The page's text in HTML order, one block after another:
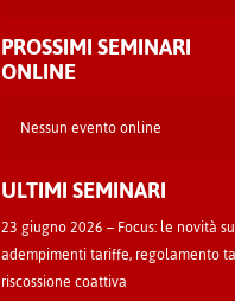
PROSSIMI SEMINARI
ONLINE
Nessun evento online
ULTIMI SEMINARI
23 giugno 2026 – Focus: le novità su
adempimenti tariffe, regolamento
riscossione coattiva